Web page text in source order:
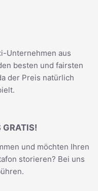
Unternehmen aus
besten und fairsten
der Preis natürlich
GRATIS!
und möchten Ihren
storieren? Bei uns